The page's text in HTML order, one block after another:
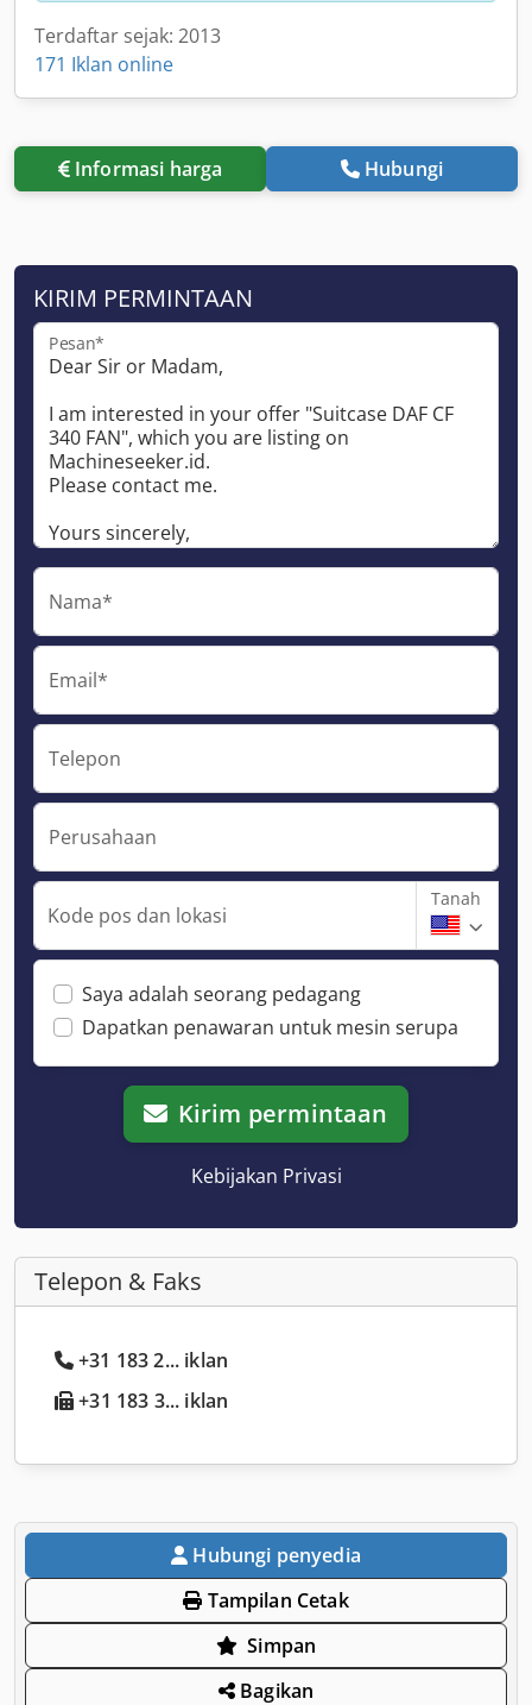
Terdaftar sejak: 2013
171 Iklan online
Informasi harga Hubungi
KIRIM PERMINTAAN
Pesan*
Nama*
Email*
Telepon
Perusahaan
Kode pos dan lokasi
Tanah
Saya adalah seorang pedagang
Dapatkan penawaran untuk mesin serupa
Kirim permintaan
Kebijakan Privasi
Telepon & Faks
+31 183 2... iklan
+31 183 3... iklan
Hubungi penyedia
Tampilan Cetak
Simpan
Bagikan